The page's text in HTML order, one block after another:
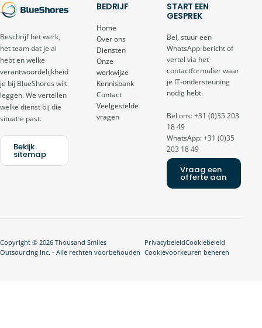
Beschrijf het werk,
het team dat je al
hebt en welke
verantwoordelijkheid
je bij BlueShores wilt
leggen. We vertellen
welke dienst bij die
situatie past.
Bekijk
sitemap
BEDRIJF
Home
Over ons
Diensten
Onze
werkwijze
Kennisbank
Contact
Veelgestelde
vragen
START EEN
GESPREK
Bel, stuur een
WhatsApp-bericht of
vertel via het
contactformulier waar
je IT-ondersteuning
nodig hebt.
Bel ons: +31 (0)35 203
18 49
WhatsApp: +31 (0)35
203 18 49
Vraag een
offerte aan
Copyright © 2026 Thousand Smiles
Outsourcing Inc. - Alle rechten voorbehouden
PrivacybeleidCookiebeleid
Cookievoorkeuren beheren